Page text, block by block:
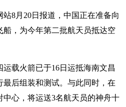
8月20日报道，中国正在准备向
，为今年第二批航天员抵达空
载火箭已于16日运抵海南文昌
后组装和测试。与此同时，在
心，将运送3名航天员的神舟十